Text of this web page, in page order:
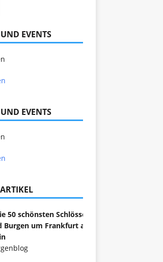
EVENTS
EVENTS
50 schönsten Schlösser
Burgen um Frankfurt am